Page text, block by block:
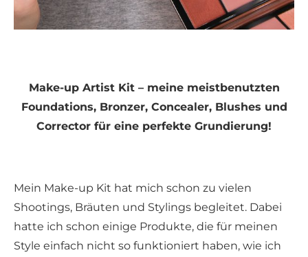
Make-up Artist Kit – meine meistbenutzten
Foundations, Bronzer, Concealer, Blushes und
Corrector für eine perfekte Grundierung!
Mein Make-up Kit hat mich schon zu vielen
Shootings, Bräuten und Stylings begleitet. Dabei
hatte ich schon einige Produkte, die für meinen
Style einfach nicht so funktioniert haben, wie ich